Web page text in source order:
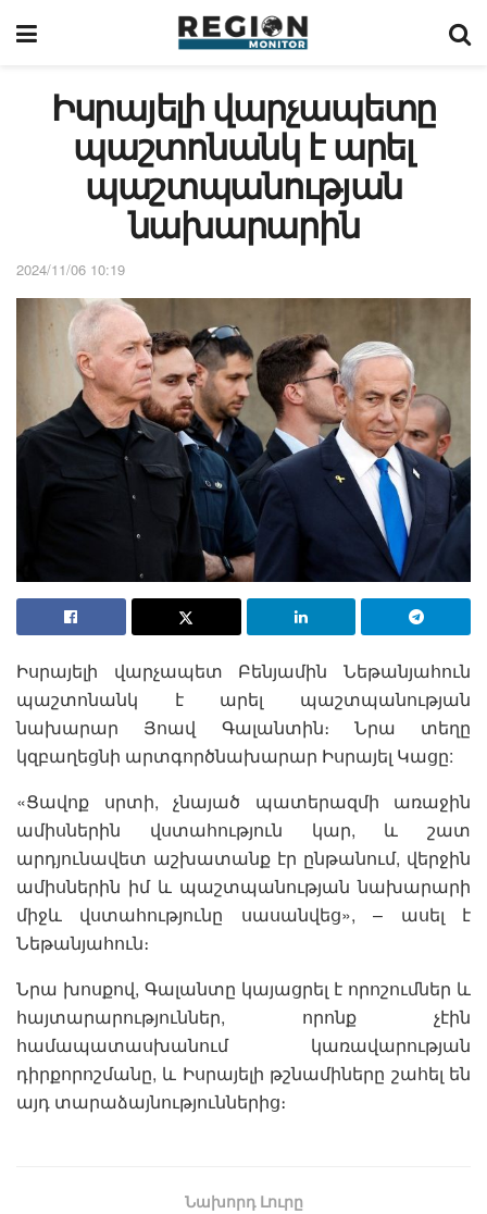
Իսրայելի վարչապետը
պաշտոնանկ է արել
պաշտպանության
նախարարին
2024/11/06 10:19
Իսրայելի վարչապետ Բենյամին Նեթանյահուն
պաշտոնանկ է արել պաշտպանության
նախարար Յոավ Գալանտին։ Նրա տեղը
կզբաղեցնի արտգործնախարար Իսրայել Կացը:
«Ցավոք սրտի, չնայած պատերազմի առաջին
ամիսներին վստահություն կար, և շատ
արդյունավետ աշխատանք էր ընթանում, վերջին
ամիսներին իմ և պաշտպանության նախարարի
միջև վստահությունը սասանվեց», – ասել է
Նեթանյահուն։
Նրա խոսքով, Գալանտը կայացրել է որոշումներ և
հայտարարություններ, որոնք չէին
համապատասխանում կառավարության
դիրքորոշմանը, և Իսրայելի թշնամիները շահել են
այդ տարաձայնություններից։
Նախորդ Լուրը